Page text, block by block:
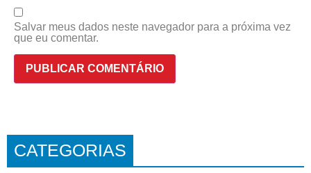
Salvar meus dados neste navegador para a próxima vez
que eu comentar.
CATEGORIAS